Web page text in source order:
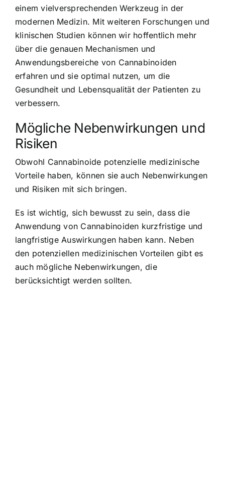
einem vielversprechenden Werkzeug in der
modernen Medizin. Mit weiteren Forschungen und
klinischen Studien können wir hoffentlich mehr
über die genauen Mechanismen und
Anwendungsbereiche von Cannabinoiden
erfahren und sie optimal nutzen, um die
Gesundheit und Lebensqualität der Patienten zu
verbessern.
Mögliche Nebenwirkungen und
Risiken
Obwohl Cannabinoide potenzielle medizinische
Vorteile haben, können sie auch Nebenwirkungen
und Risiken mit sich bringen.
Es ist wichtig, sich bewusst zu sein, dass die
Anwendung von Cannabinoiden kurzfristige und
langfristige Auswirkungen haben kann. Neben
den potenziellen medizinischen Vorteilen gibt es
auch mögliche Nebenwirkungen, die
berücksichtigt werden sollten.